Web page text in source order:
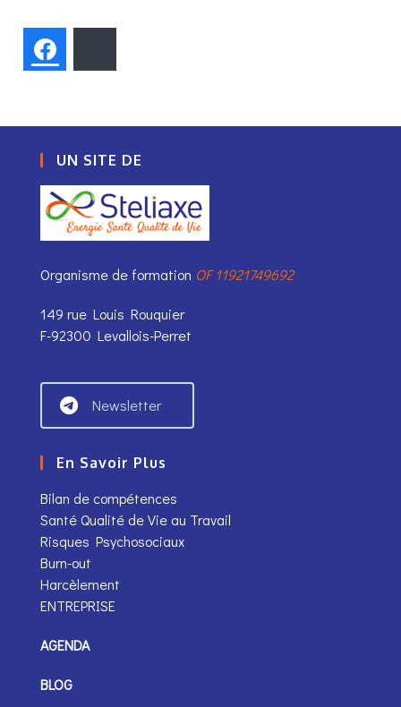
UN SITE DE
Organisme de formation OF 11921749692
149 rue Louis Rouquier
F-92300 Levallois-Perret
Newsletter
En Savoir Plus
Bilan de compétences
Santé Qualité de Vie au Travail
Risques Psychosociaux
Burn-out
Harcèlement
ENTREPRISE
AGENDA
BLOG